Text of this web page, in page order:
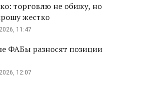
торговлю не обижу, но
жестко
11:47
ФАБы разносят позиции
12:07